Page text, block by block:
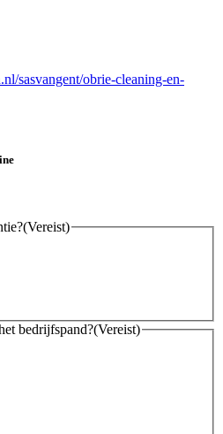
sasvangent/obrie-cleaning-en-
(Vereist)
bedrijfspand?(Vereist)